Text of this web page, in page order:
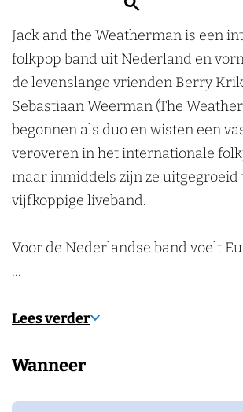
e
n
m
a
n
r
m
a
n
n
e
r
m
a
n
o
s
j
e
P
o
p
p
d
m
p
o
d
i
u
m
o
o
s
j
e
P
o
p
o
u
Jack and the Weatherman is een
folkpop band uit Nederland en
de levenslange vrienden Berry
Sebastiaan Weerman (The
begonnen als duo en wisten een
veroveren in het internationale
maar inmiddels zijn ze uitgegroeid
vijfkoppige liveband.
Voor de Nederlandse band voelt
…
Lees verder
Wanneer